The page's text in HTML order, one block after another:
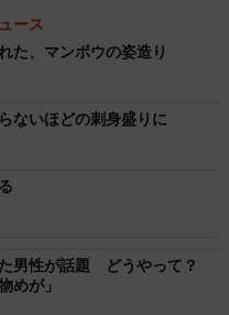
ース
た、マンボウの姿造り
ないほどの刺身盛りに
男性が話題 どうやって？
めが」